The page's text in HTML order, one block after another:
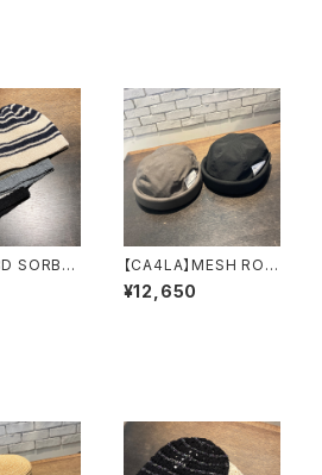
SORBE
ニッ
【CA4LA】MESH ROL
LS フィッシャーマ
ン ロールキャップ
¥12,650